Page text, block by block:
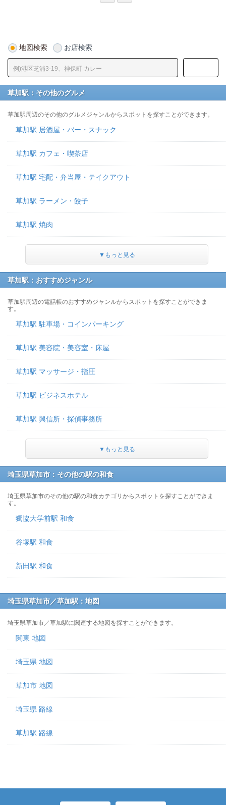
地図検索 お店検索
草加駅：その他のグルメ
草加駅周辺のその他のグルメジャンルからスポットを探すことができます。
草加駅 居酒屋・バー・スナック
草加駅 カフェ・喫茶店
草加駅 宅配・弁当屋・テイクアウト
草加駅 ラーメン・餃子
草加駅 焼肉
▼もっと見る
草加駅：おすすめジャンル
草加駅周辺の電話帳のおすすめジャンルからスポットを探すことができま
す。
草加駅 駐車場・コインパーキング
草加駅 美容院・美容室・床屋
草加駅 マッサージ・指圧
草加駅 ビジネスホテル
草加駅 興信所・探偵事務所
▼もっと見る
埼玉県草加市：その他の駅の和食
埼玉県草加市のその他の駅の和食カテゴリからスポットを探すことができま
す。
獨協大学前駅 和食
谷塚駅 和食
新田駅 和食
埼玉県草加市／草加駅：地図
埼玉県草加市／草加駅に関連する地図を探すことができます。
関東 地図
埼玉県 地図
草加市 地図
埼玉県 路線
草加駅 路線